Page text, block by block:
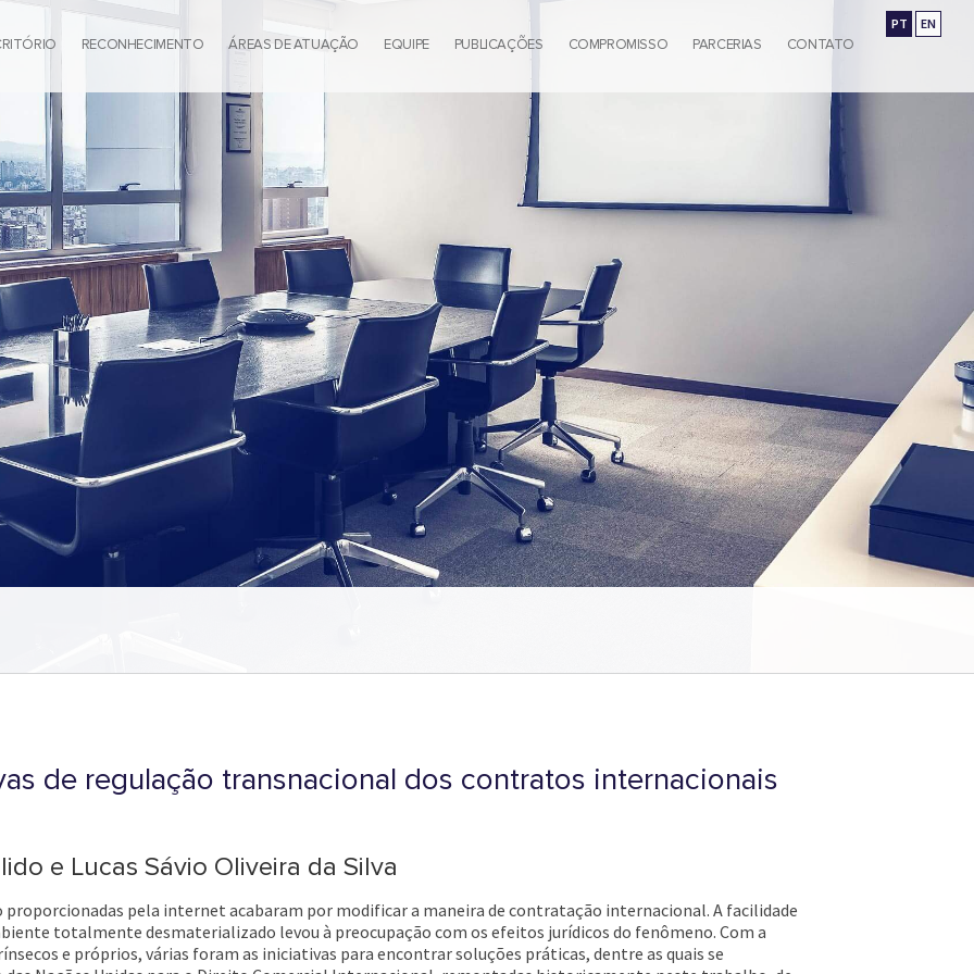
PT EN
RECONHECIMENTO ÁREAS DE ATUAÇÃO EQUIPE PUBLICAÇÕES COMPROMISSO PARCERIAS CONTATO
de regulação transnacional dos contratos internacionais
e Lucas Sávio Oliveira da Silva
proporcionadas pela internet acabaram por modificar a maneira de contratação internacional. A facilidade
totalmente desmaterializado levou à preocupação com os efeitos jurídicos do fenômeno. Com a
e próprios, várias foram as iniciativas para encontrar soluções práticas, dentre as quais se